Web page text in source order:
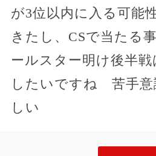
が3位以内に入る可能
きたし、CSで当たる
ールスター明け後半
したいですね 苦手意
しい